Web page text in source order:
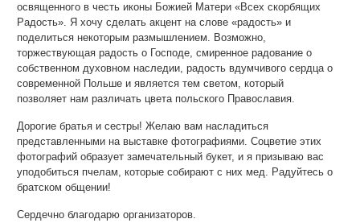
освященного в честь иконы Божией Матери «Всех скорбящих
Радость». Я хочу сделать акцент на слове «радость» и
поделиться некоторым размышлением. Возможно,
торжествующая радость о Господе, смиренное радование о
собственном духовном наследии, радость вдумчивого сердца о
современной Польше и является тем светом, который
позволяет нам различать цвета польского Православия.
Дорогие братья и сестры! Желаю вам насладиться
представленными на выставке фотографиями. Соцветие этих
фотографий образует замечательный букет, и я призываю вас
уподобиться пчелам, которые собирают с них мед. Радуйтесь о
братском общении!
Сердечно благодарю организаторов.